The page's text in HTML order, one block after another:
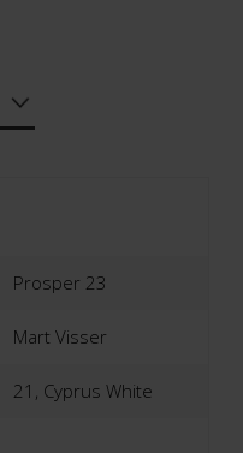
Prosper 23
Mart Visser
21, Cyprus White